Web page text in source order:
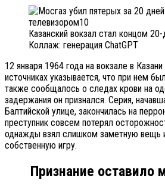
Казанский вокзал стал концом
Коллаж: генерация ChatGPT
12 января 1964 года на вокзале в
источниках указывается, что при нем
также сообщалось о следах крови на
задержания он признался. Серия,
Балтийской улице, закончилась на
преступник совсем потерял
однажды взял слишком заметную вещь
собственную игру.
Признание оставило